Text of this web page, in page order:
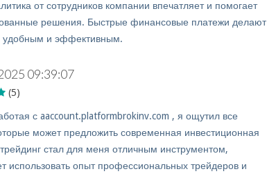
от сотрудников компании впечатляет и помогает
решения. Быстрые финансовые платежи делают
удобным и эффективным.
09:39:07
(5)
с aaccount.platformbrokinv.com , я ощутил все
может предложить современная инвестиционная
стал для меня отличным инструментом,
использовать опыт профессиональных трейдеров и